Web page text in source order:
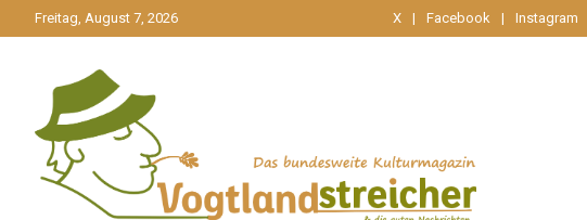
zum
Freitag, August 7, 2026 X Facebook Instagram